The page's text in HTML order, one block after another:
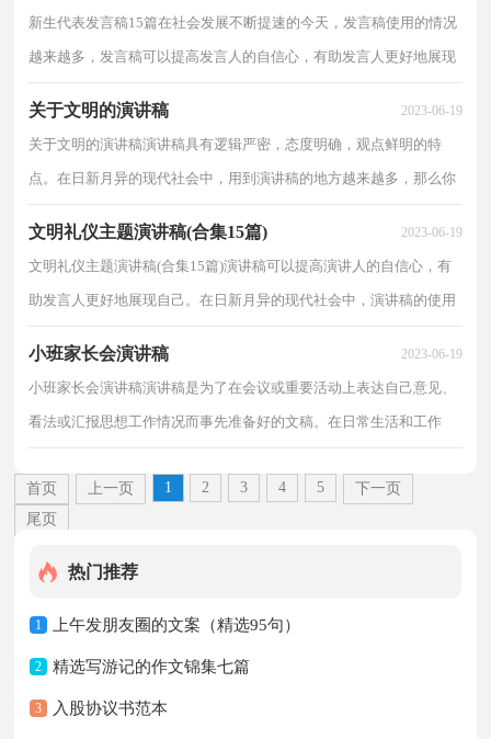
新生代表发言稿15篇在社会发展不断提速的今天，发言稿使用的情况
越来越多，发言稿可以提高发言人的自信心，有助发言人更好地展现
关于文明的演讲稿 2023-06-19
关于文明的演讲稿演讲稿具有逻辑严密，态度明确，观点鲜明的特
点。在日新月异的现代社会中，用到演讲稿的地方越来越多，那么你
文明礼仪主题演讲稿(合集15篇) 2023-06-19
文明礼仪主题演讲稿(合集15篇)演讲稿可以提高演讲人的自信心，有
助发言人更好地展现自己。在日新月异的现代社会中，演讲稿的使用
小班家长会演讲稿 2023-06-19
小班家长会演讲稿演讲稿是为了在会议或重要活动上表达自己意见、
看法或汇报思想工作情况而事先准备好的文稿。在日常生活和工作
首页
上一页 1 2 3 4 5
下一页
尾页
热门推荐
1 上午发朋友圈的文案（精选95句）
2 精选写游记的作文锦集七篇
3 入股协议书范本